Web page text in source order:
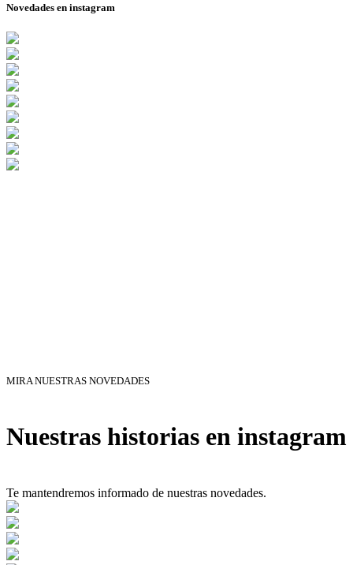
Novedades en instagram
MIRA NUESTRAS NOVEDADES
Nuestras historias en instagram
Te mantendremos informado de nuestras novedades.